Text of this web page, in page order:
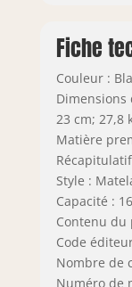
Fiche
Couleur :
Dimensions
23 cm; 27,8
Matière
Style :
Capacité :
Contenu du
Code
Nombre de
Numéro de